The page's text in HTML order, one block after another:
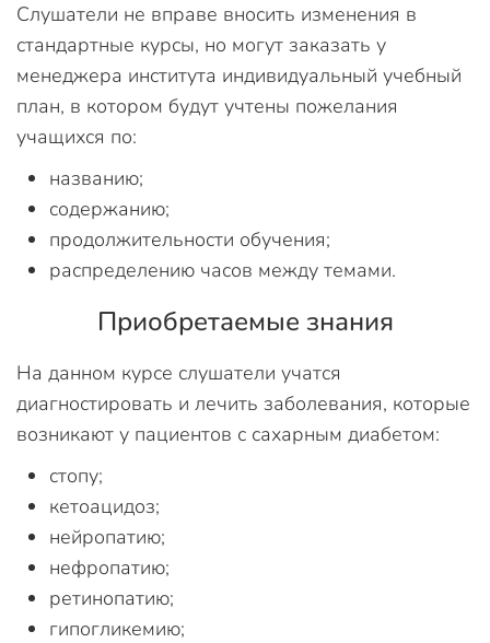
Слушатели не вправе вносить изменения в
стандартные курсы, но могут заказать у
менеджера института индивидуальный учебный
план, в котором будут учтены пожелания
учащихся по:
названию;
содержанию;
продолжительности обучения;
распределению часов между темами.
Приобретаемые знания
На данном курсе слушатели учатся
диагностировать и лечить заболевания, которые
возникают у пациентов с сахарным диабетом:
стопу;
кетоацидоз;
нейропатию;
нефропатию;
ретинопатию;
гипогликемию;